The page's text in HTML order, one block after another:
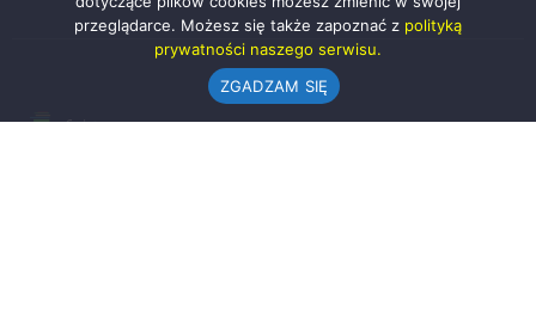
przeglądarce. Możesz się także zapoznać z polityką
prywatności naszego serwisu.
ZGADZAM SIĘ